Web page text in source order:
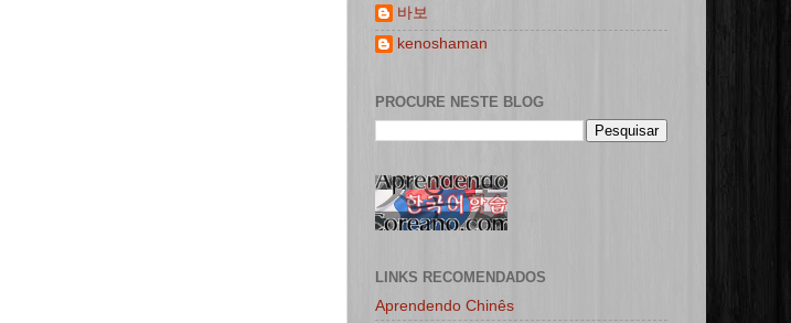
바보
kenoshaman
PROCURE NESTE BLOG
LINKS RECOMENDADOS
Aprendendo Chinês